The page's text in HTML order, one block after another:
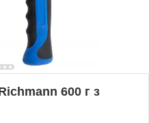
600 г з